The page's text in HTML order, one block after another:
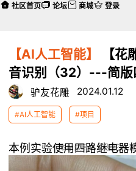
【AI人工智能】
【花
音识别（32）---简版
驴友花雕 2024.01.12
#AI人工智能 #项目
本帖最后由 驴友花雕
本例实验使用四路继电器
社区首页 论坛 商城 登录